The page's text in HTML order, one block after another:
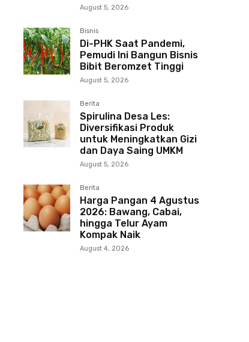
August 5, 2026
Bisnis
Di-PHK Saat Pandemi,
Pemudi Ini Bangun Bisnis
Bibit Beromzet Tinggi
August 5, 2026
Berita
Spirulina Desa Les:
Diversifikasi Produk
untuk Meningkatkan Gizi
dan Daya Saing UMKM
August 5, 2026
Berita
Harga Pangan 4 Agustus
2026: Bawang, Cabai,
hingga Telur Ayam
Kompak Naik
August 4, 2026